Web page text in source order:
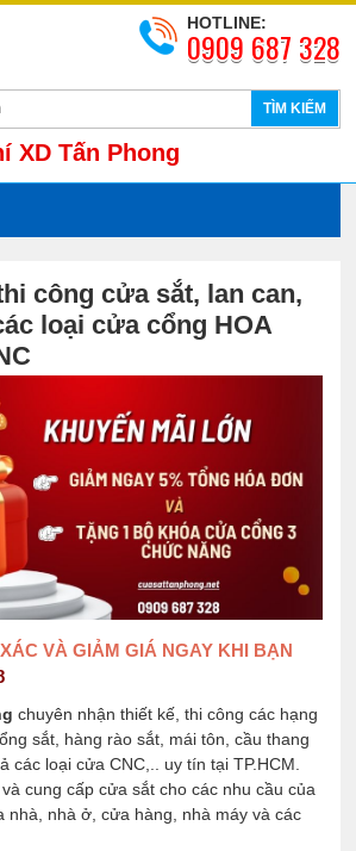
TÌM KIẾM
HOTLINE:
0909 687 328
XD Tấn Phong
công cửa sắt, lan can,
loại cửa cổng HOA
VÀ GIẢM GIÁ NGAY KHI BẠN
chuyên nhận thiết kế, thi công các hạng
sắt, hàng rào sắt, mái tôn, cầu thang
các loại cửa CNC,.. uy tín tại TP.HCM.
cung cấp cửa sắt cho các nhu cầu của
nhà, nhà ở, cửa hàng, nhà máy và các